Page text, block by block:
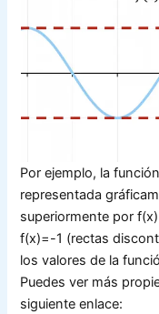
Por ejemplo, la
representada
superiormente por
f(x)=-1 (rectas
los valores de la
Puedes ver más
siguiente enlace: